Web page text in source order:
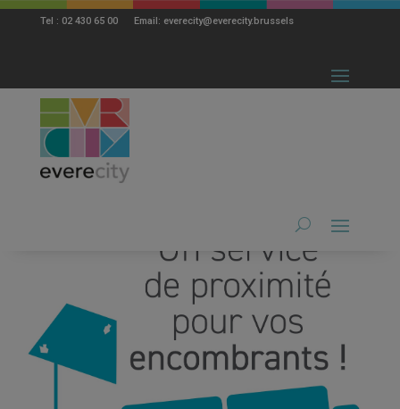
Tel : 02 430 65 00 Email: everecity@everecity.brussels
modal-check